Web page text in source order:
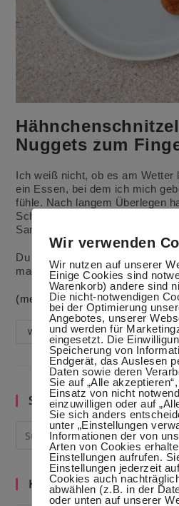
Nuggets zum
Ich weiß nicht, ob es am Wetter
ein Essen, bei dem ich mich
fühle. Nach langem Überlegen
Schnitzel entschieden, die ich in
Sammlung aufgenommen habe.
Du kannst statt Schnitzel auch
machen.
(mehr …)
WeiterlesenHähnchenschnitzel
–
Chicken
Nuggets
Zum
Fingerlecken
Suche im Blog
Kategorien
Wir verwenden
Wir nutzen auf unserer
Einige Cookies sind
Warenkorb) andere sind
Die nicht-notwendigen
bei der Optimierung
Angebotes, unserer
und werden für
eingesetzt. Die
Speicherung von
Endgerät, das Auslesen
Daten sowie deren
Sie auf „Alle
Einsatz von nicht
einzuwilligen oder auf
Sie sich anders
unter „Einstellungen
Informationen der von
Arten von Cookies
Einstellungen aufrufen.
Einstellungen jederzeit
Cookies auch
abwählen (z.B. in der
oder unten auf unserer